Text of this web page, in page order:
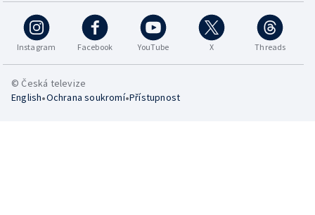
Instagram Facebook YouTube X Threads
© Česká televize
English•Ochrana soukromí•Přístupnost